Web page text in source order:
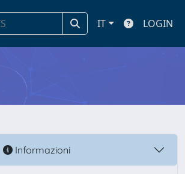
IT LOGIN
Informazioni